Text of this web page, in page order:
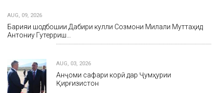
AUG, 09, 2026
Барқияи шодбошии Дабири кулли Созмони Милали Муттаҳид
Антониу Гутерриш…
AUG, 03, 2026
Анҷоми сафари корӣ дар Ҷумҳурии
Қирғизистон